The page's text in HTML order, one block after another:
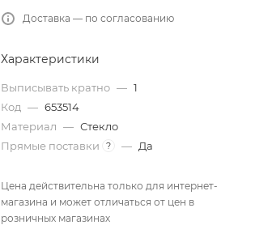
Доставка — по согласованию
Характеристики
Выписывать кратно — 1
Код — 653514
Материал — Стекло
Прямые поставки
? — Да
Цена действительна только для интернет-
магазина и может отличаться от цен в
розничных магазинах